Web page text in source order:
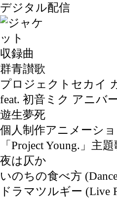
デジタル配信
収録曲
群青讃歌
プロジェクトセカイ
feat. 初音ミク アニバ
遊生夢死
個人制作アニメーシ
「Project Young.」主題
夜は仄か
いのちの食べ方
ドラマツルギー (Live